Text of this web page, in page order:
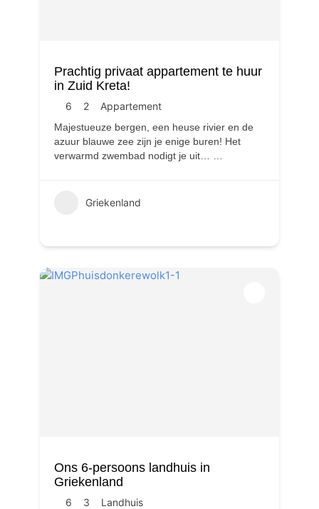
Prachtig privaat appartement te huur
in Zuid Kreta!
6 2 Appartement
Majestueuze bergen, een heuse rivier en de
azuur blauwe zee zijn je enige buren! Het
verwarmd zwembad nodigt je uit…
Griekenland
Ons 6-persoons landhuis in
Griekenland
6 3 Landhuis